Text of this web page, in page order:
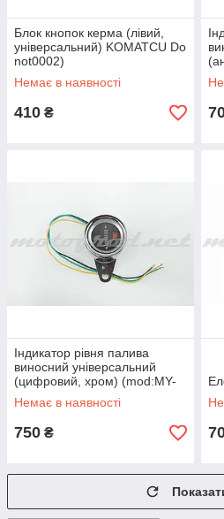
Блок кнопок керма (лівий,
універсальний) KOMATCU Do
not0002)
Немає в наявності
410 ₴
Індикатор рівня палива
виносний універсальний
(цифровий, хром) (mod:MY-
169) MOTOR
Немає в наявності
750 ₴